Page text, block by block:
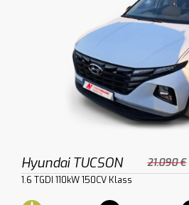
Hyundai TUCSON 21.090 €
1.6 TGDI 110kW 150CV Klass